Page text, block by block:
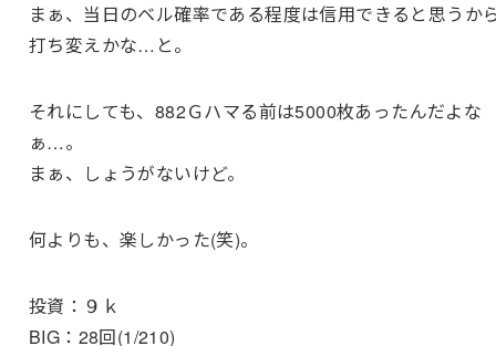
まぁ、当日のベル確率である程度は信用できると思うか
打ち変えかな…と。
それにしても、882Ｇハマる前は5000枚あったんだよな
ぁ…。
まぁ、しょうがないけど。
何よりも、楽しかった(笑)。
投資：９ｋ
BIG：28回(1/210)